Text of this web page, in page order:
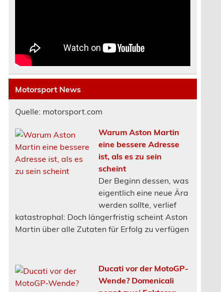
Motorsport News
Quelle: motorsport.com
Warum Aston Martin
eine bessere Adresse
ist, als es zu sein
scheint
Der Beginn dessen, was
eigentlich eine neue Ära
werden sollte, verlief
katastrophal: Doch längerfristig scheint Aston
Martin über alle Zutaten für Erfolg zu verfügen
Ducati vor der MotoGP-
Wende? Domenicali